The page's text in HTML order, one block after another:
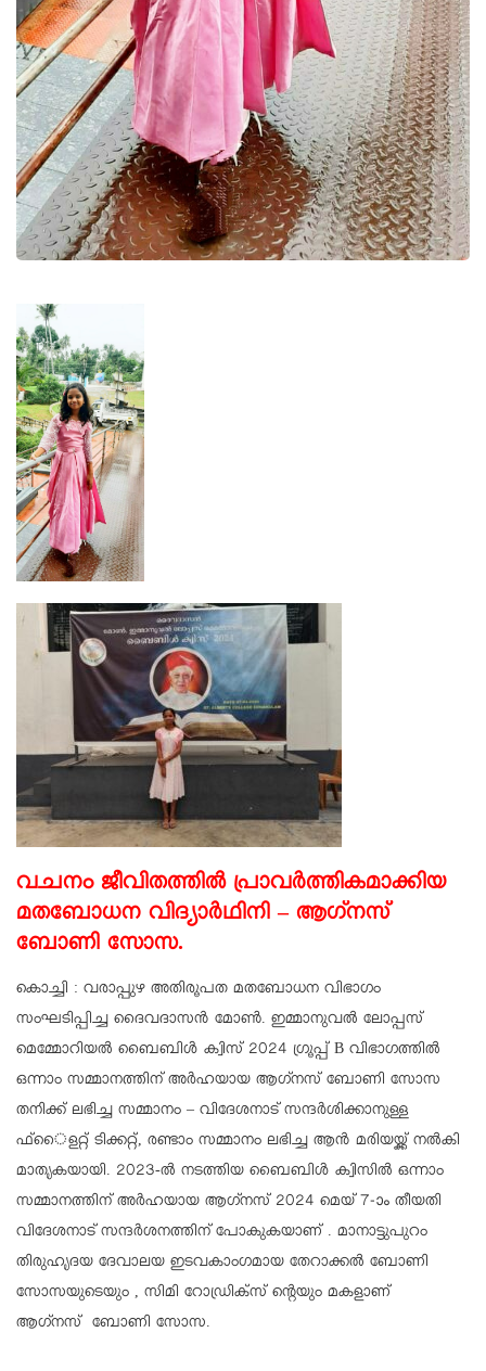
വചനം ജീവിതത്തില്‍ പ്രാവര്‍ത്തികമാക്കിയ
മതബോധന വിദ്യാര്‍ഥിനി – ആഗ്‌നസ്
ബോണി സോസ.
കൊച്ചി : വരാപ്പുഴ അതിരൂപത മതബോധന വിഭാഗം
സംഘടിപ്പിച്ച ദൈവദാസന്‍ മോണ്‍. ഇമ്മാനുവല്‍ ലോപ്പസ്
മെമ്മോറിയല്‍ ബൈബിള്‍ ക്വിസ് 2024 ഗ്രൂപ്പ് B വിഭാഗത്തില്‍
ഒന്നാം സമ്മാനത്തിന് അര്‍ഹയായ ആഗ്‌നസ് ബോണി സോസ
തനിക്ക് ലഭിച്ച സമ്മാനം – വിദേശനാട് സന്ദര്‍ശിക്കാനുള്ള
ഫ്ൈളറ്റ് ടിക്കറ്റ്, രണ്ടാം സമ്മാനം ലഭിച്ച ആന്‍ മരിയയ്ക്ക് നല്‍കി
മാതൃകയായി. 2023-ല്‍ നടത്തിയ ബൈബിള്‍ ക്വിസില്‍ ഒന്നാം
സമ്മാനത്തിന് അര്‍ഹയായ ആഗ്‌നസ് 2024 മെയ് 7-ാം തീയതി
വിദേശനാട് സന്ദര്‍ശനത്തിന് പോകുകയാണ് . മാനാട്ടുപുറം
തിരുഹൃദയ ദേവാലയ ഇടവകാംഗമായ തേറാക്കല്‍ ബോണി
സോസയുടെയും , സിമി റോഡ്രിക്‌സ് ന്റെയും മകളാണ്
ആഗ്‌നസ് ബോണി സോസ.